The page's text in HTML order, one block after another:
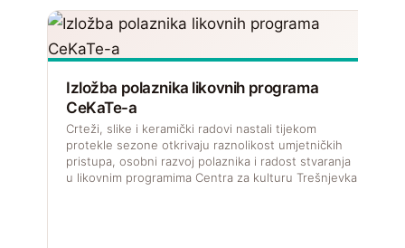
Izložba polaznika likovnih programa
CeKaTe-a
Crteži, slike i keramički radovi nastali tijekom
protekle sezone otkrivaju raznolikost umjetničkih
pristupa, osobni razvoj polaznika i radost stvaranja
u likovnim programima Centra za kulturu Trešnjevka.